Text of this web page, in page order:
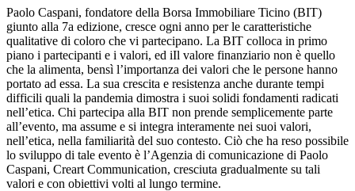
Paolo Caspani, fondatore della Borsa Immobiliare Ticino (BIT)
giunto alla 7a edizione, cresce ogni anno per le caratteristiche
qualitative di coloro che vi partecipano. La BIT colloca in primo
piano i partecipanti e i valori, ed iIl valore finanziario non è quello
che la alimenta, bensì l’importanza dei valori che le persone hanno
portato ad essa. La sua crescita e resistenza anche durante tempi
difficili quali la pandemia dimostra i suoi solidi fondamenti radicati
nell’etica. Chi partecipa alla BIT non prende semplicemente parte
all’evento, ma assume e si integra interamente nei suoi valori,
nell’etica, nella familiarità del suo contesto. Ciò che ha reso possibile
lo sviluppo di tale evento è l’Agenzia di comunicazione di Paolo
Caspani, Creart Communication, cresciuta gradualmente su tali
valori e con obiettivi volti al lungo termine.